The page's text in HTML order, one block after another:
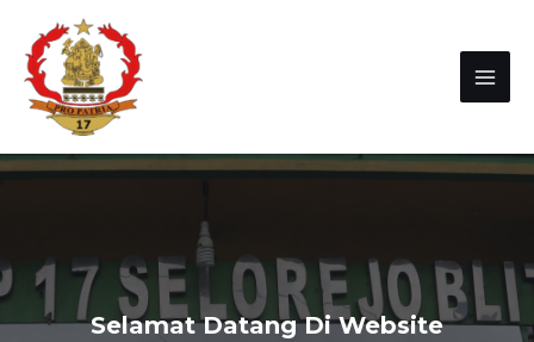
Selamat Datang Di Website